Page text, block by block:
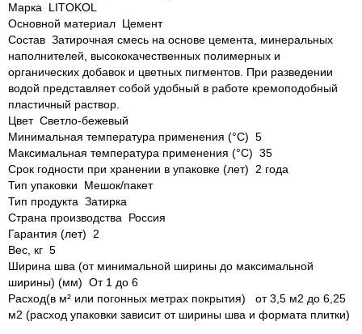
Марка LITOKOL
Основной материал Цемент
Состав Затирочная смесь на основе цемента, минеральных
наполнителей, высококачественных полимерных и
органических добавок и цветных пигментов. При разведении
водой представляет собой удобный в работе кремоподобный
пластичный раствор.
Цвет Светло-бежевый
Минимальная температура применения (°C) 5
Максимальная температура применения (°C) 35
Срок годности при хранении в упаковке (лет) 2 года
Тип упаковки Мешок/пакет
Тип продукта Затирка
Страна производства Россия
Гарантия (лет) 2
Вес, кг 5
Ширина шва (от минимальной ширины до максимальной
ширины) (мм) От 1 до 6
Расход(в м² или погонных метрах покрытия) от 3,5 м2 до 6,25
м2 (расход упаковки зависит от ширины шва и формата плитки)